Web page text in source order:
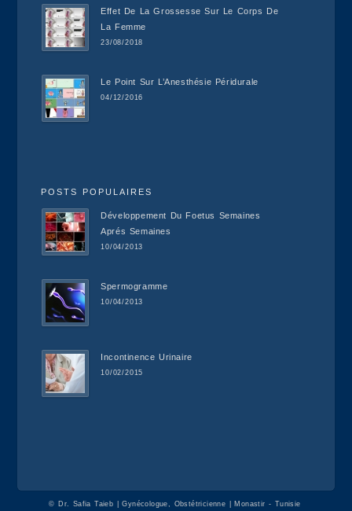
Effet De La Grossesse Sur Le Corps De
La Femme
23/08/2018
Le Point Sur L’Anesthésie Péridurale
04/12/2016
POSTS POPULAIRES
Développement Du Foetus Semaines
Aprés Semaines
10/04/2013
Spermogramme
10/04/2013
Incontinence Urinaire
10/02/2015
© Dr. Safia Taieb | Gynécologue, Obstétricienne | Monastir - Tunisie